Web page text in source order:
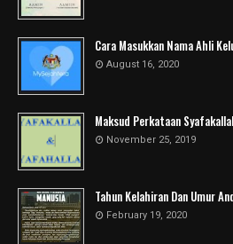
Cara Masukkan Nama Ahli
August 16, 2020
Maksud Perkataan
November 25, 2019
Tahun Kelahiran Dan Umur
February 19, 2020